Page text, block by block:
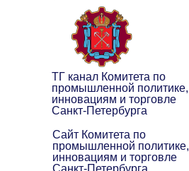
ТГ канал Комитета по
промышленной политике,
инновациям и торговле
Санкт-Петербурга
Сайт Комитета по
промышленной политике,
инновациям и торговле
Санкт-Петербурга